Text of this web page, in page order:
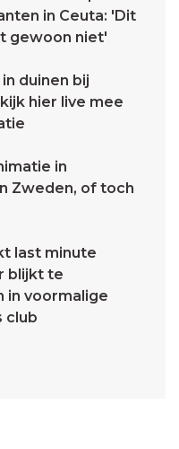
in Ceuta: 'Dit
gewoon niet'
duinen bij
hier live mee
in
Zweden, of toch
last minute
blijkt te
in voormalige
club